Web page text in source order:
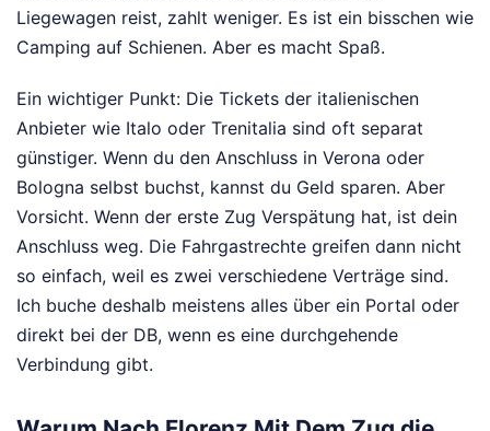
Liegewagen reist, zahlt weniger. Es ist ein bisschen wie
Camping auf Schienen. Aber es macht Spaß.
Ein wichtiger Punkt: Die Tickets der italienischen
Anbieter wie Italo oder Trenitalia sind oft separat
günstiger. Wenn du den Anschluss in Verona oder
Bologna selbst buchst, kannst du Geld sparen. Aber
Vorsicht. Wenn der erste Zug Verspätung hat, ist dein
Anschluss weg. Die Fahrgastrechte greifen dann nicht
so einfach, weil es zwei verschiedene Verträge sind.
Ich buche deshalb meistens alles über ein Portal oder
direkt bei der DB, wenn es eine durchgehende
Verbindung gibt.